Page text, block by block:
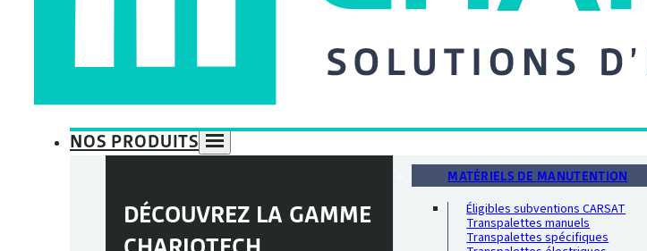
NOS PRODUITS
DÉCOUVREZ LA GAMME
MATÉRIELS DE MANUTENTION
Éligibles subventions CARSAT
Transpalettes manuels
Transpalettes spécifiques